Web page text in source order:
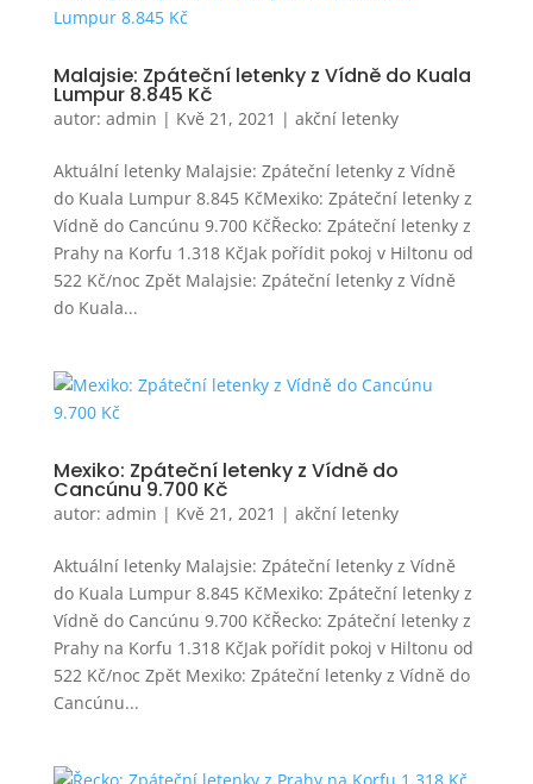
Malajsie: Zpáteční letenky z Vídně do Kuala
Lumpur 8.845 Kč
autor: admin | Kvě 21, 2021 | akční letenky
Aktuální letenky Malajsie: Zpáteční letenky z Vídně
do Kuala Lumpur 8.845 KčMexiko: Zpáteční letenky z
Vídně do Cancúnu 9.700 KčŘecko: Zpáteční letenky z
Prahy na Korfu 1.318 KčJak pořídit pokoj v Hiltonu od
522 Kč/noc Zpět Malajsie: Zpáteční letenky z Vídně
do Kuala...
Mexiko: Zpáteční letenky z Vídně do
Cancúnu 9.700 Kč
autor: admin | Kvě 21, 2021 | akční letenky
Aktuální letenky Malajsie: Zpáteční letenky z Vídně
do Kuala Lumpur 8.845 KčMexiko: Zpáteční letenky z
Vídně do Cancúnu 9.700 KčŘecko: Zpáteční letenky z
Prahy na Korfu 1.318 KčJak pořídit pokoj v Hiltonu od
522 Kč/noc Zpět Mexiko: Zpáteční letenky z Vídně do
Cancúnu...